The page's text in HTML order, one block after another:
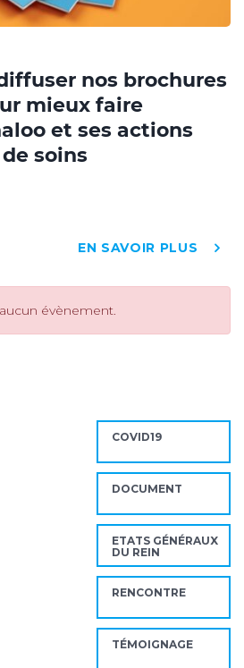
nos brochures
mieux faire
et ses actions
soins
EN SAVOIR PLUS
évènement.
COVID19
DOCUMENT
ETATS GÉNÉRAUX
DU REIN
RENCONTRE
TÉMOIGNAGE